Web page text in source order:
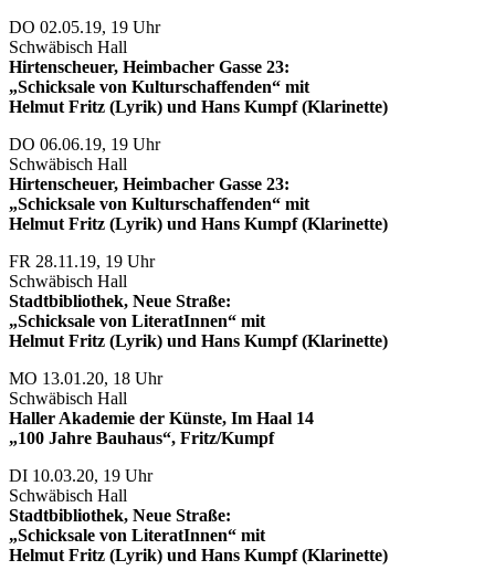
DO 02.05.19, 19 Uhr
Schwäbisch Hall
Hirtenscheuer, Heimbacher Gasse 23:
„Schicksale von Kulturschaffenden“ mit
Helmut Fritz (Lyrik) und Hans Kumpf (Klarinette)
DO 06.06.19, 19 Uhr
Schwäbisch Hall
Hirtenscheuer, Heimbacher Gasse 23:
„Schicksale von Kulturschaffenden“ mit
Helmut Fritz (Lyrik) und Hans Kumpf (Klarinette)
FR 28.11.19, 19 Uhr
Schwäbisch Hall
Stadtbibliothek, Neue Straße:
„Schicksale von LiteratInnen“ mit
Helmut Fritz (Lyrik) und Hans Kumpf (Klarinette)
MO 13.01.20, 18 Uhr
Schwäbisch Hall
Haller Akademie der Künste, Im Haal 14
„100 Jahre Bauhaus“, Fritz/Kumpf
DI 10.03.20, 19 Uhr
Schwäbisch Hall
Stadtbibliothek, Neue Straße:
„Schicksale von LiteratInnen“ mit
Helmut Fritz (Lyrik) und Hans Kumpf (Klarinette)